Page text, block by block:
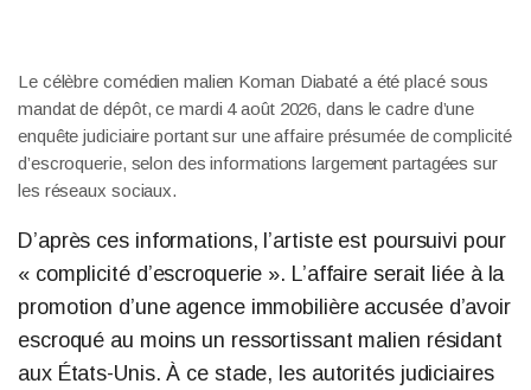
Le célèbre comédien malien Koman Diabaté a été placé sous
mandat de dépôt, ce mardi 4 août 2026, dans le cadre d’une
enquête judiciaire portant sur une affaire présumée de complicité
d’escroquerie, selon des informations largement partagées sur
les réseaux sociaux.
D’après ces informations, l’artiste est poursuivi pour
« complicité d’escroquerie ». L’affaire serait liée à la
promotion d’une agence immobilière accusée d’avoir
escroqué au moins un ressortissant malien résidant
aux États-Unis. À ce stade, les autorités judiciaires